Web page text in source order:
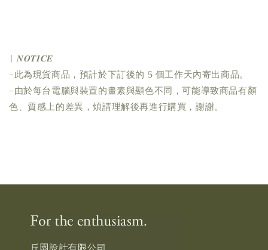
| 𝑵𝑶𝑻𝑰𝑪𝑬
-此為現貨商品，預計於下訂後的 5 個工作天內寄出商品。
-由於每台電腦與裝置的畫素與顯色不同，可能導致商品有顏
色、質感上的差異，煩請理解後再進行購買，謝謝。